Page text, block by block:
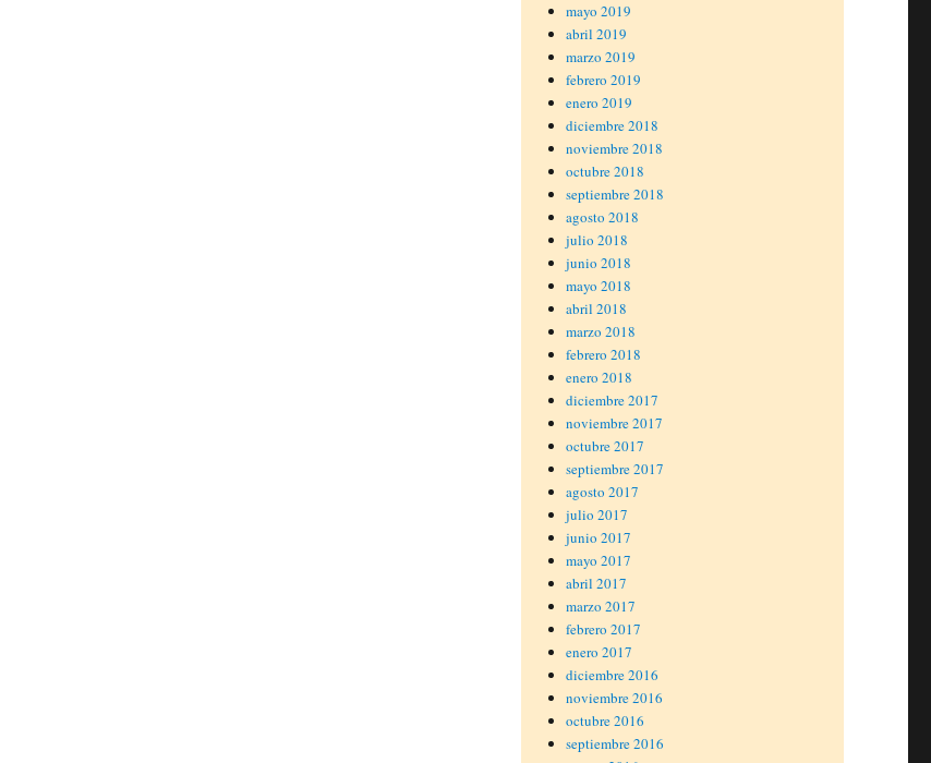
mayo 2019
abril 2019
marzo 2019
febrero 2019
enero 2019
diciembre 2018
noviembre 2018
octubre 2018
septiembre 2018
agosto 2018
julio 2018
junio 2018
mayo 2018
abril 2018
marzo 2018
febrero 2018
enero 2018
diciembre 2017
noviembre 2017
octubre 2017
septiembre 2017
agosto 2017
julio 2017
junio 2017
mayo 2017
abril 2017
marzo 2017
febrero 2017
enero 2017
diciembre 2016
noviembre 2016
octubre 2016
septiembre 2016